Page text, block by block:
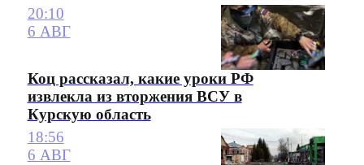
20:10
6 АВГ
Коц рассказал, какие уроки РФ
извлекла из вторжения ВСУ в
Курскую область
18:56
6 АВГ